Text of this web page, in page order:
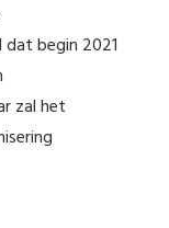
begin 2021
zal het